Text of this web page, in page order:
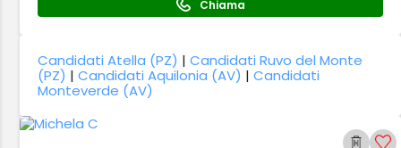
Chiama
Candidati Atella (PZ) |Candidati Ruvo del Monte
(PZ) |Candidati Aquilonia (AV) |Candidati
Monteverde (AV)